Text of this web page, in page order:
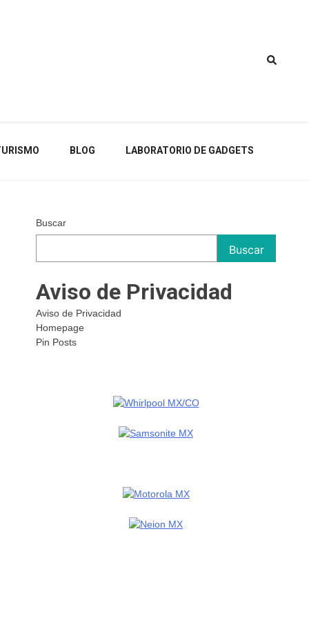
BLOG LABORATORIO DE GADGETS
Buscar
Buscar
Aviso de Privacidad
Aviso de Privacidad
Homepage
Pin Posts